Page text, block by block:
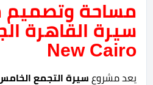
مساحة وتصميم
New Cairo
يعد مشروع